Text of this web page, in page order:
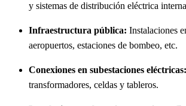
y sistemas de distribución eléctrica
Infraestructura pública: Instalaciones
aeropuertos, estaciones de bombeo, etc.
Conexiones en subestaciones eléctricas:
transformadores, celdas y tableros.